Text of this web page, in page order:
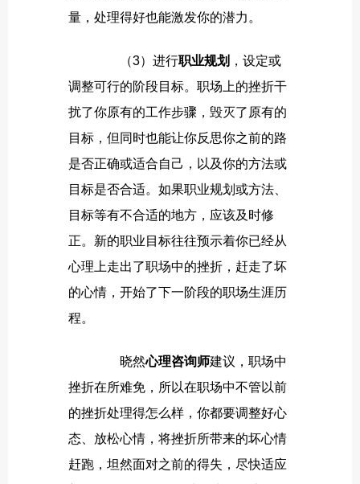
量，处理得好也能激发你的潜力。
（3）进行职业规划 ，设定或
调整可行的阶段目标。职场上的挫折干
扰了你原有的工作步骤，毁灭了原有的
目标，但同时也能让你反思你之前的路
是否正确或适合自己，以及你的方法或
目标是否合适。如果职业规划或方法、
目标等有不合适的地方，应该及时修
正。新的职业目标往往预示着你已经从
心理上走出了职场中的挫折，赶走了坏
的心情，开始了下一阶段的职场生涯历
程。
晓然心理咨询师建议，职场中
挫折在所难免，所以在职场中不管以前
的挫折处理得怎么样，你都要调整好心
态、放松心情，将挫折所带来的坏心情
赶跑，坦然面对之前的得失，尽快适应